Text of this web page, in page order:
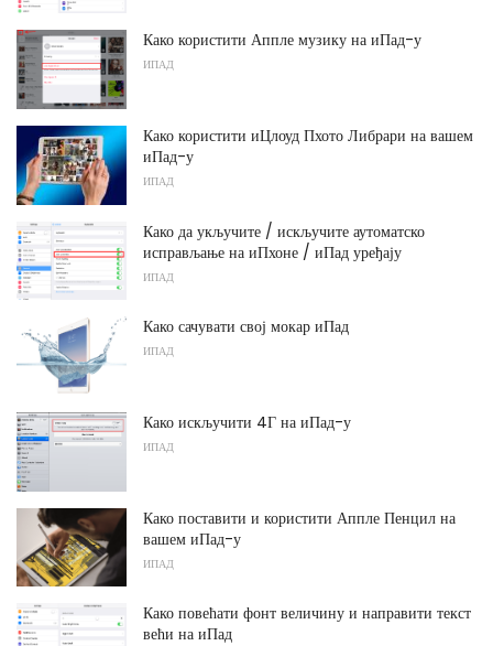
Како користити Аппле музику на иПад-у
ИПАД
Како користити иЦлоуд Пхото Либрари на вашем
иПад-у
ИПАД
Како да укључите / искључите аутоматско
исправљање на иПхоне / иПад уређају
ИПАД
Како сачувати свој мокар иПад
ИПАД
Како искључити 4Г на иПад-у
ИПАД
Како поставити и користити Аппле Пенцил на
вашем иПад-у
ИПАД
Како повећати фонт величину и направити текст
већи на иПад